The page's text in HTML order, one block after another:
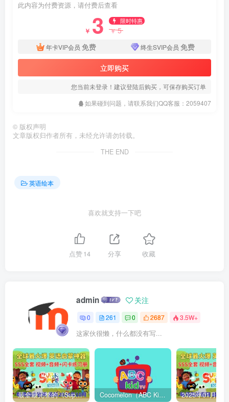
此内容为付费资源，请付费后查看
￥ 3 限时特惠
￥5
年卡VIP会员 免费 终生SVIP会员 免费
立即购买
您当前未登录！建议登陆后购买，可保存购买订单
如果碰到问题，请联系我们QQ客服：2059407
© 版权声明
文章版权归作者所有，未经允许请勿转载。
THE END
英语绘本
喜欢就支持一下吧
点赞14 分享 收藏
admin 关注
0 261 0 2687 3.5W+
这家伙很懒，什么都没有写...
最全最完整的《Super Simple Songs》英文启蒙儿歌视频，自然拼读、英语动画视频，各系列总共1933集视频，1080P高清视频带英文字幕，百度网盘下载！ Cocomelon（ABC Kid TV）英语启蒙儿歌童谣视频，全938集，1080P高清视频带英文字幕，带音频MP3，百度网盘下载！